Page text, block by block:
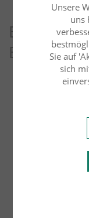
Entdecken
Beiträge
Übersicht
Bau- und
Unsere
uns
Sie auf
sich